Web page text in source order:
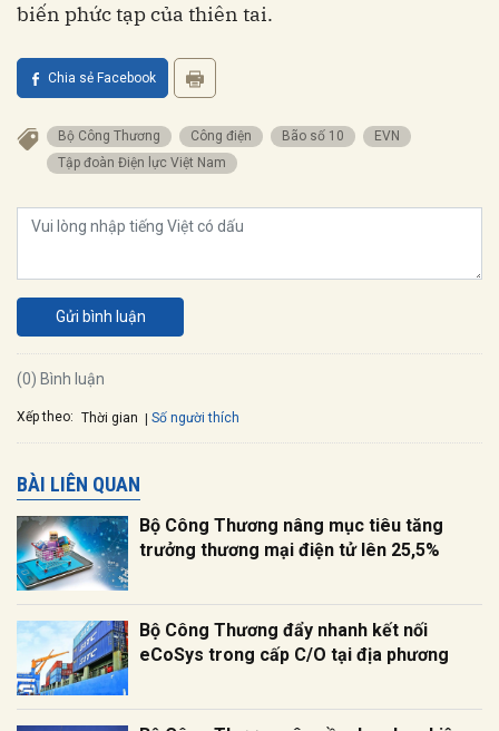
biến phức tạp của thiên tai.
Chia sẻ Facebook
Bộ Công Thương Công điện Bão số 10
EVN
Tập đoàn Điện lực Việt Nam
Gửi bình luận
(0) Bình luận
Xếp theo: Thời gian Số người thích
BÀI LIÊN QUAN
Bộ Công Thương nâng mục tiêu tăng
trưởng thương mại điện tử lên 25,5%
Bộ Công Thương đẩy nhanh kết nối
eCoSys trong cấp C/O tại địa phương